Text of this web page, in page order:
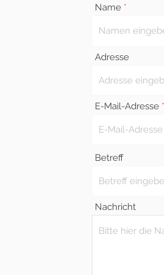
Name
Adresse
E-Mail-Adresse
Betreff
Nachricht